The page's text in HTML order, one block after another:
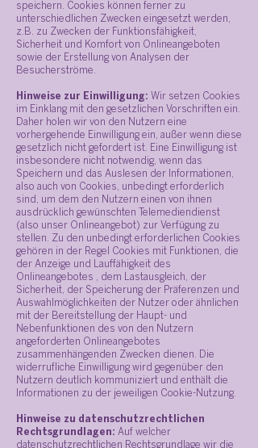
speichern. Cookies können ferner zu
unterschiedlichen Zwecken eingesetzt werden,
z.B. zu Zwecken der Funktionsfähigkeit,
Sicherheit und Komfort von Onlineangeboten
sowie der Erstellung von Analysen der
Besucherströme.
Hinweise zur Einwilligung: Wir setzen Cookies
im Einklang mit den gesetzlichen Vorschriften ein.
Daher holen wir von den Nutzern eine
vorhergehende Einwilligung ein, außer wenn diese
gesetzlich nicht gefordert ist. Eine Einwilligung ist
insbesondere nicht notwendig, wenn das
Speichern und das Auslesen der Informationen,
also auch von Cookies, unbedingt erforderlich
sind, um dem den Nutzern einen von ihnen
ausdrücklich gewünschten Telemediendienst
(also unser Onlineangebot) zur Verfügung zu
stellen. Zu den unbedingt erforderlichen Cookies
gehören in der Regel Cookies mit Funktionen, die
der Anzeige und Lauffähigkeit des
Onlineangebotes , dem Lastausgleich, der
Sicherheit, der Speicherung der Präferenzen und
Auswahlmöglichkeiten der Nutzer oder ähnlichen
mit der Bereitstellung der Haupt- und
Nebenfunktionen des von den Nutzern
angeforderten Onlineangebotes
zusammenhängenden Zwecken dienen. Die
widerrufliche Einwilligung wird gegenüber den
Nutzern deutlich kommuniziert und enthält die
Informationen zu der jeweiligen Cookie-Nutzung.
Hinweise zu datenschutzrechtlichen
Rechtsgrundlagen: Auf welcher
datenschutzrechtlichen Rechtsgrundlage wir die